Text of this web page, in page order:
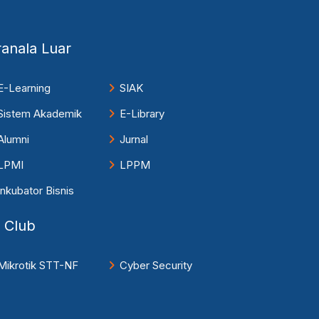
Luar
Learning
SIAK
Akademik
E-Library
Jurnal
LPPM
Bisnis
Club
STT-NF Cyber Security